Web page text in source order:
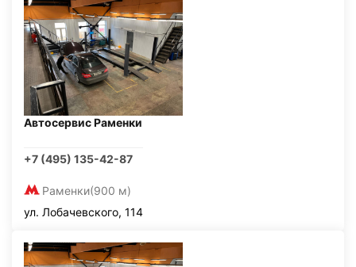
Автосервис Раменки
+7 (495) 135-42-87
Раменки(900 м)
ул. Лобачевского, 114